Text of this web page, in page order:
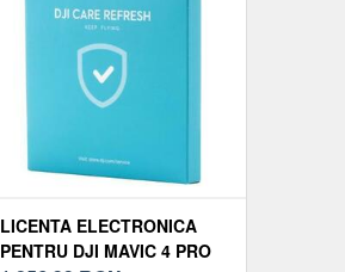
LICENTA ELECTRONICA
PENTRU DJI MAVIC 4 PRO